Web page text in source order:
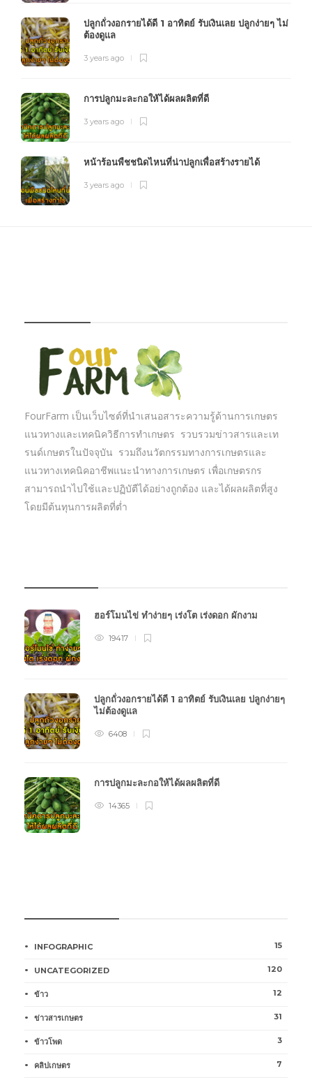
ปลูกถั่วงอกรายได้ดี 1 อาทิตย์ รับเงินเลย ปลูกง่ายๆ ไม่
ต้องดูแล
3 years ago
การปลูกมะละกอให้ได้ผลผลิตที่ดี
3 years ago
หน้าร้อนพืชชนิดไหนที่น่าปลูกเพื่อสร้างรายได้
3 years ago
FourFarm เป็นเว็บไซต์ที่นำเสนอสาระความรู้ด้านการเกษตร
แนวทางและเทคนิควิธีการทำเกษตร รวบรวมข่าวสารและเท
รนด์เกษตรในปัจจุบัน รวมถึงนวัตกรรมทางการเกษตรและ
แนวทางเทคนิคอาชีพแนะนำทางการเกษตร เพื่อเกษตรกร
สามารถนำไปใช้และปฏิบัตืได้อย่างถูกต้อง และได้ผลผลิตที่สูง
โดยมีต้นทุนการผลิตที่ต่ำ
ฮอร์โมนไข่ ทำง่ายๆ เร่งโต เร่งดอก ผักงาม
19417
ปลูกถั่วงอกรายได้ดี 1 อาทิตย์ รับเงินเลย ปลูกง่ายๆ
ไม่ต้องดูแล
6408
การปลูกมะละกอให้ได้ผลผลิตที่ดี
14365
INFOGRAPHIC 15
UNCATEGORIZED 120
ข้าว 12
ข่าวสารเกษตร 31
ข้าวโพด 3
คลิปเกษตร 7